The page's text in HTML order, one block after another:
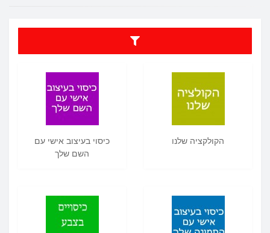
הקולקציה שלנו
כיסוי בעיצוב אישי עם
השם שלך